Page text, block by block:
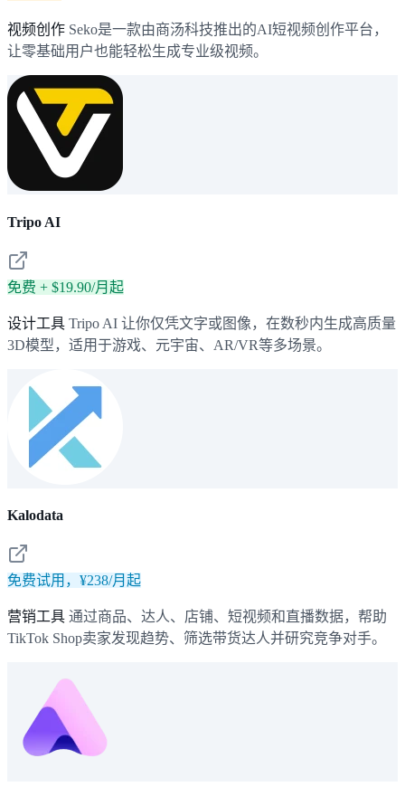
视频创作 Seko是一款由商汤科技推出的AI短视频创作平台，
让零基础用户也能轻松生成专业级视频。
Tripo AI
免费 + $19.90/月起
设计工具 Tripo AI 让你仅凭文字或图像，在数秒内生成高质量
3D模型，适用于游戏、元宇宙、AR/VR等多场景。
Kalodata
免费试用，¥238/月起
营销工具 通过商品、达人、店铺、短视频和直播数据，帮助
TikTok Shop卖家发现趋势、筛选带货达人并研究竞争对手。